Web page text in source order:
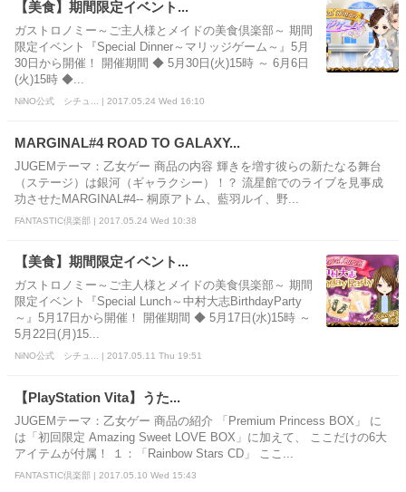
【美食】期間限定イベント...
ガストロノミー～ご主人様とメイドの美食倶楽部～ 期間
限定イベント『Special Dinner～マリッジゲーム～』5月
30日から開催！ 開催期間 ◆ 5月30日(火)15時 ～ 6月6日
(火)15時 ◆...
NiNO公式 シチュ... | 2017.05.24 Wed 16:10
MARGINAL#4 ROAD TO GALAXY...
JUGEMテーマ：乙女ゲー 商品の内容 輝きを増す彼らの新たなる舞台
（ステージ）は銀河（ギャラクシー）！？ 流星館でのライブを見事成
功させたMARGINAL#4-- 桐原アトム、藍羽ルイ、野...
FANTASTIC倶楽部 | 2017.05.24 Wed 10:38
【美食】期間限定イベント...
ガストロノミー～ご主人様とメイドの美食倶楽部～ 期間
限定イベント『Special Lunch～中村大志BirthdayParty
～』5月17日から開催！ 開催期間 ◆ 5月17日(水)15時 ～
5月22日(月)15...
NiNO公式 シチュ... | 2017.05.11 Thu 19:51
【PlayStation Vita】うた...
JUGEMテーマ：乙女ゲー 商品の紹介 「Premium Princess BOX」 に
は「初回限定 Amazing Sweet LOVE BOX」に加えて、 ここだけの6大
アイテムが付属！ １：「Rainbow Stars CD」 ここ...
FANTASTIC倶楽部 | 2017.05.10 Wed 15:43